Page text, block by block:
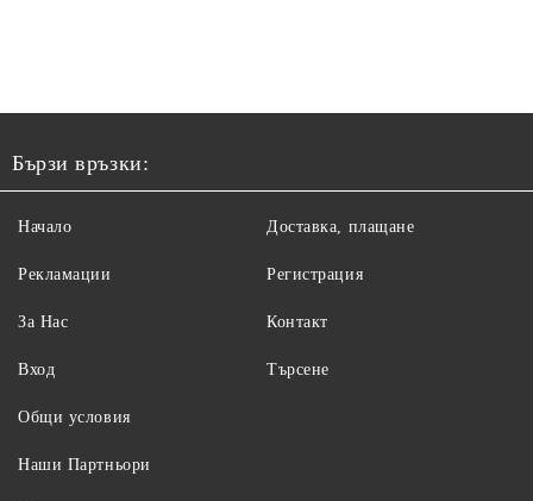
Бързи връзки:
Начало
Рекламации
За Нас
Вход
Доставка, плащане
Регистрация
Контакт
Търсене
Общи условия
Наши Партньори